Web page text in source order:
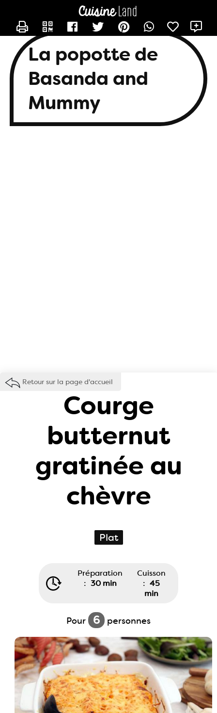
La popotte de
Basanda and
Mummy
Retour sur la page d'accueil
Courge
butternut
gratinée au
chèvre
Plat
Préparation
: 30 min
Cuisson
: 45
min
Pour 6 personnes
CONTACTER BASANDA